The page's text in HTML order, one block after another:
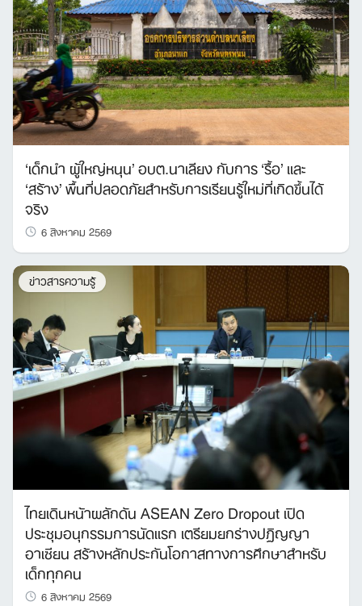
‘เด็กนำ ผู้ใหญ่หนุน’ อบต.นาเลียง กับการ ‘รื้อ’ และ
‘สร้าง’ พื้นที่ปลอดภัยสำหรับการเรียนรู้ใหม่ที่เกิดขึ้นได้
จริง
6 สิงหาคม 2569
ข่าวสารความรู้
ไทยเดินหน้าผลักดัน ASEAN Zero Dropout เปิด
ประชุมอนุกรรมการนัดแรก เตรียมยกร่างปฏิญญา
อาเซียน สร้างหลักประกันโอกาสทางการศึกษาสำหรับ
เด็กทุกคน
6 สิงหาคม 2569